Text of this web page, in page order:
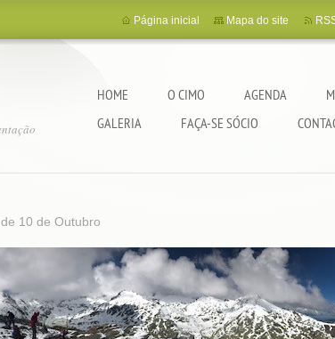
HOME O CIMO AGENDA
GALERIA
FAÇA-SE SÓCIO
Página inicial Mapa do site
10 de Outubro